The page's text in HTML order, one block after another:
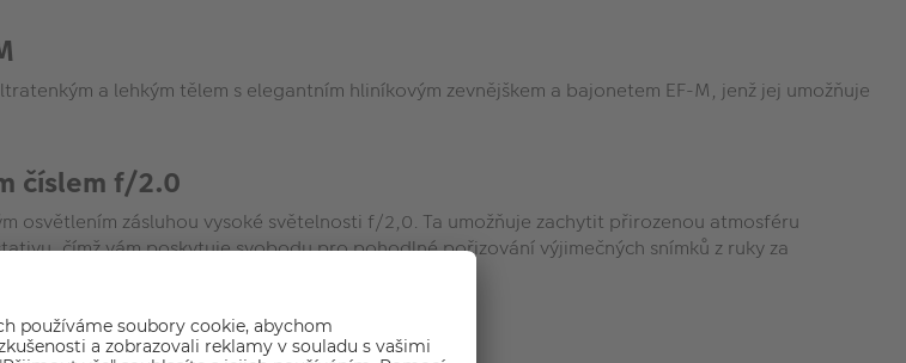
a lehkým tělem s elegantním hliníkovým zevnějškem a bajonetem EF-M, jenž jej umožňuje
číslem f/2.0
osvětlením zásluhou vysoké světelnosti f/2,0. Ta umožňuje zachytit přirozenou atmosféru
čímž vám poskytuje svobodu pro pohodlné pořizování výjimečných snímků z ruky za
při snímání filmů